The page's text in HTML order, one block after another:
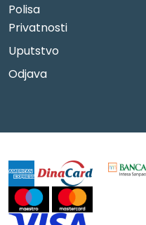
Polisa
Privatnosti
Uputstvo
Odjava